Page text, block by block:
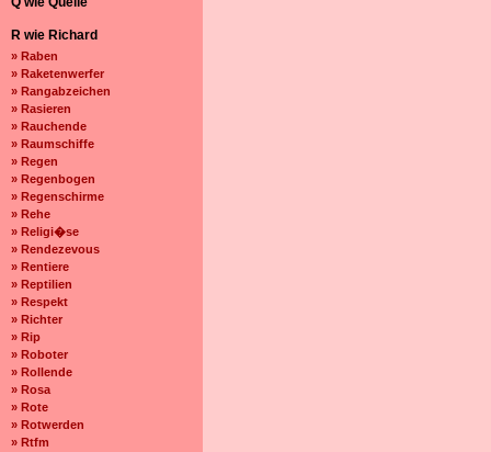
R wie Richard
» Raben
» Raketenwerfer
» Rangabzeichen
» Rasieren
» Rauchende
» Raumschiffe
» Regen
» Regenbogen
» Regenschirme
» Rehe
» Religi�se
» Rendezevous
» Rentiere
» Reptilien
» Respekt
» Richter
» Rip
» Roboter
» Rollende
» Rosa
» Rote
» Rotwerden
» Rtfm